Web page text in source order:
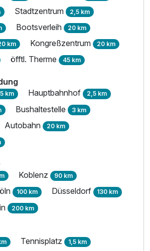
p.P. ab
Stadtzentrum 2,5 km
Bootsverleih 20 km
km Kongreßzentrum 20 km
öfftl. Therme 45 km
km Hauptbahnhof 2,5 km
Bushaltestelle 3 km
Autobahn 20 km
Koblenz 90 km
100 km Düsseldorf 130 km
200 km
Tennisplatz 1,5 km